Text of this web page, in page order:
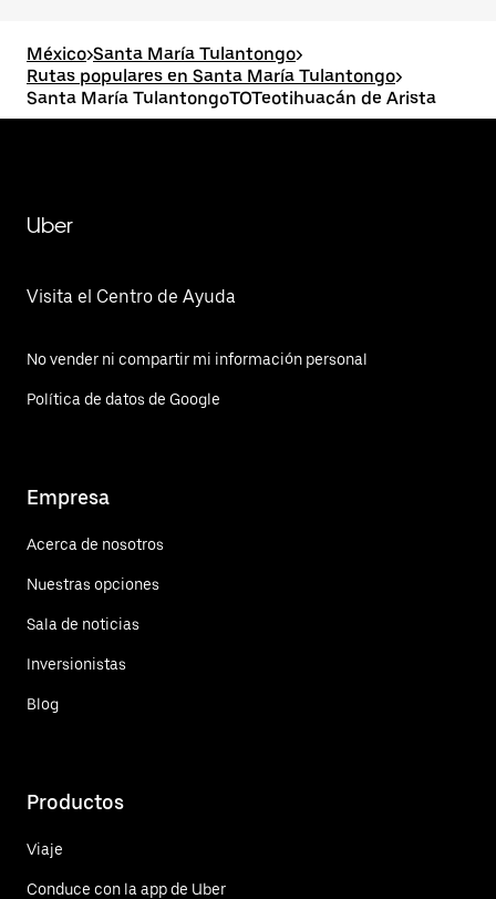
México>Santa María Tulantongo>
Rutas populares en Santa María Tulantongo>
Santa María TulantongoTOTeotihuacán de Arista
Uber
Visita el Centro de Ayuda
No vender ni compartir mi información personal
Política de datos de Google
Empresa
Acerca de nosotros
Nuestras opciones
Sala de noticias
Inversionistas
Blog
Productos
Viaje
Conduce con la app de Uber